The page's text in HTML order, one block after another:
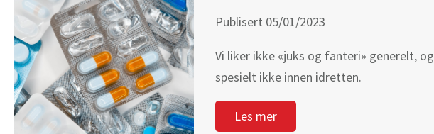
Publisert 05/01/2023
Vi liker ikke «juks og fanteri» generelt, og
spesielt ikke innen idretten.
Les mer